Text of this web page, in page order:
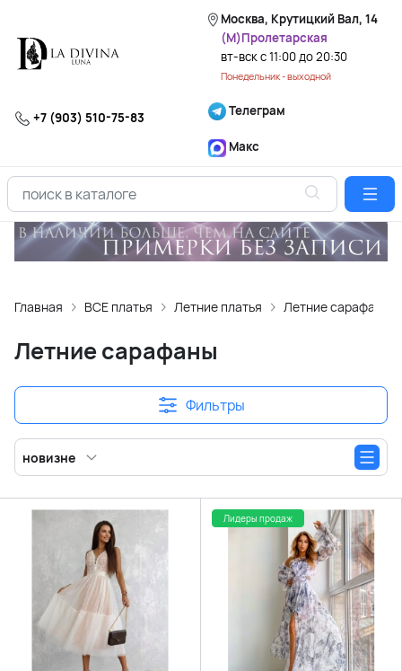
Москва, Крутицкий Вал, 14
(М)Пролетарская
вт-вск с 11:00 до 20:30
Понедельник - выходной
+7 (903) 510-75-83 Телеграм
Макс
Главная ВСЕ платья Летние платья Летние сарафаны
Летние сарафаны
Фильтры
новизне
Лидеры продаж